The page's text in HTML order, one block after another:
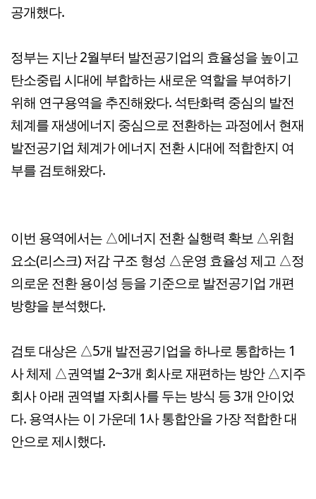
공개했다.
정부는 지난 2월부터 발전공기업의 효율성을 높이고
탄소중립 시대에 부합하는 새로운 역할을 부여하기
위해 연구용역을 추진해왔다. 석탄화력 중심의 발전
체계를 재생에너지 중심으로 전환하는 과정에서 현재
발전공기업 체계가 에너지 전환 시대에 적합한지 여
부를 검토해왔다.
이번 용역에서는 △에너지 전환 실행력 확보 △위험
요소(리스크) 저감 구조 형성 △운영 효율성 제고 △정
의로운 전환 용이성 등을 기준으로 발전공기업 개편
방향을 분석했다.
검토 대상은 △5개 발전공기업을 하나로 통합하는 1
사 체제 △권역별 2~3개 회사로 재편하는 방안 △지주
회사 아래 권역별 자회사를 두는 방식 등 3개 안이었
다. 용역사는 이 가운데 1사 통합안을 가장 적합한 대
안으로 제시했다.